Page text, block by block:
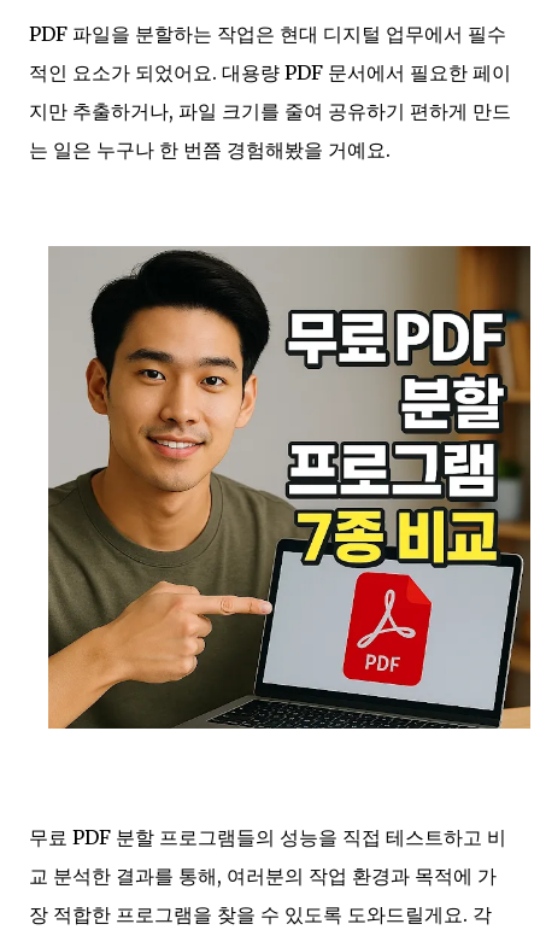
PDF 파일을 분할하는 작업은 현대 디지털 업무에서 필수
적인 요소가 되었어요. 대용량 PDF 문서에서 필요한 페이
지만 추출하거나, 파일 크기를 줄여 공유하기 편하게 만드
는 일은 누구나 한 번쯤 경험해봤을 거예요.
무료 PDF 분할 프로그램들의 성능을 직접 테스트하고 비
교 분석한 결과를 통해, 여러분의 작업 환경과 목적에 가
장 적합한 프로그램을 찾을 수 있도록 도와드릴게요. 각